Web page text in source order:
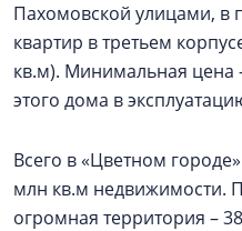
Пахомовской улицами, в
квартир в третьем
кв.м). Минимальная цена
этого дома в
Всего в «Цветном
млн кв.м недвижимости.
огромная территория –